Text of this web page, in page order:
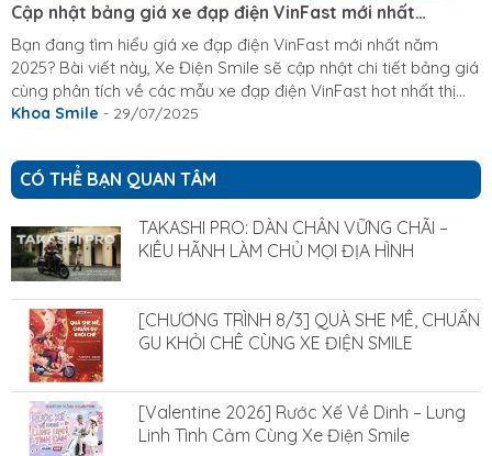
Cập nhật bảng giá xe đạp điện VinFast mới nhất
[T8/2025]
Bạn đang tìm hiểu giá xe đạp điện VinFast mới nhất năm
2025? Bài viết này, Xe Điện Smile sẽ cập nhật chi tiết bảng giá
cùng phân tích về các mẫu xe đạp điện VinFast hot nhất thị
trường. Nếu bạn thắc mắc xe đạp điện VinFast giá bao nhiêu
thông tin hữu ích dưới đây! Xe đạp điện vinfast giá bao nhiêu,
cập nhật bảng giá mới nhất 2025 Giới thiệu chung về thương
Việt Nam, thuộc...
Khoa Smile - 29/07/2025
CÓ THỂ BẠN QUAN TÂM
TAKASHI PRO: DÀN CHÂN VỮNG CHÃI –
KIÊU HÃNH LÀM CHỦ MỌI ĐỊA HÌNH
[CHƯƠNG TRÌNH 8/3] QUÀ SHE MÊ, CHUẨN
GU KHỎI CHÊ CÙNG XE ĐIỆN SMILE
[Valentine 2026] Rước Xế Về Dinh – Lung
Linh Tình Cảm Cùng Xe Điện Smile